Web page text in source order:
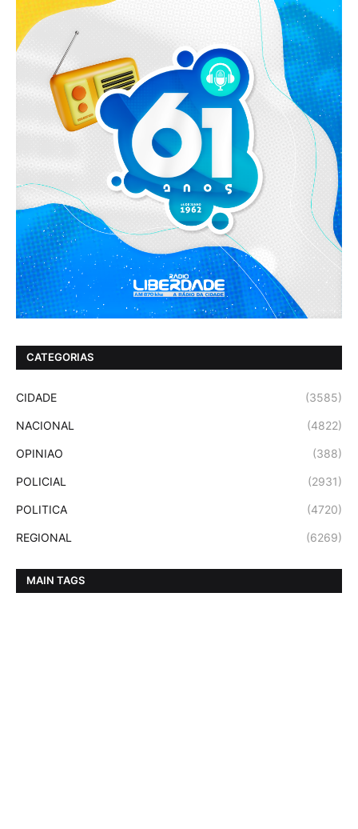
CATEGORIAS
CIDADE (3585)
NACIONAL (4822)
OPINIAO (388)
POLICIAL (2931)
POLITICA (4720)
REGIONAL (6269)
MAIN TAGS